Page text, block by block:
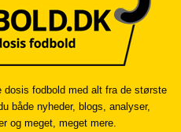
dosis fodbold med alt fra de største
både nyheder, blogs, analyser,
og meget, meget mere.